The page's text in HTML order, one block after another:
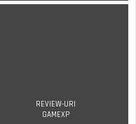
REVIEW-URI
GAMEXP